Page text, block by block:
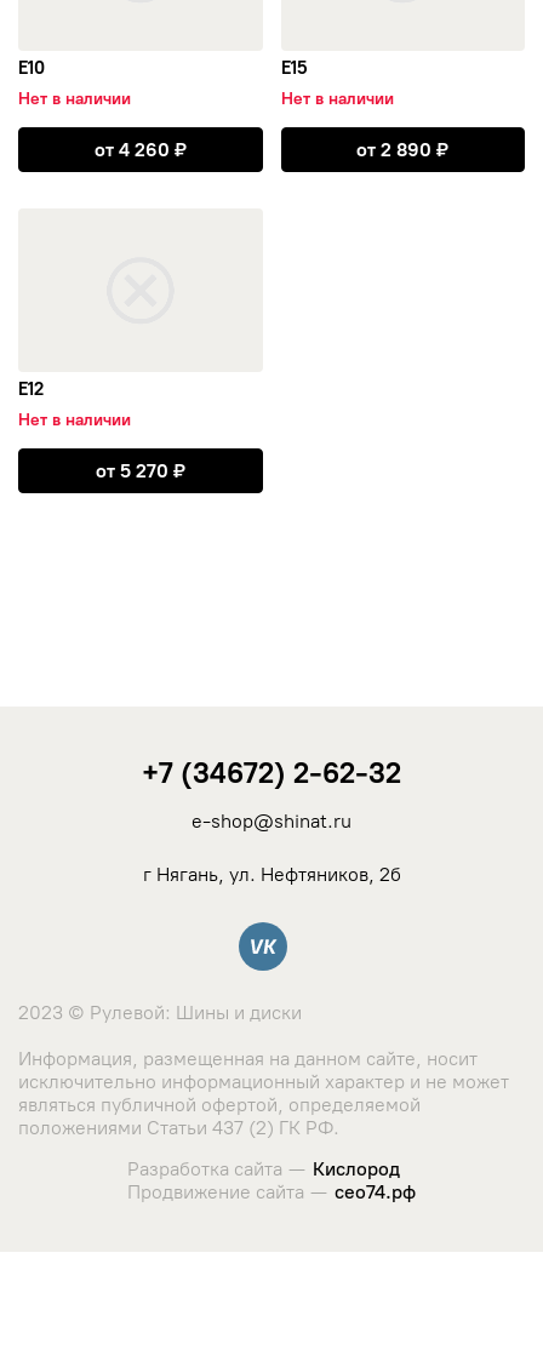
E10
от 4 260 ₽
Открыть E10
Нет в наличии
E15
от2 890 ₽
Открыть E15
Нет в наличии
E12
от 5 270 ₽
Открыть E12
Нет в наличии
+7 (34672) 2-62-32
e-shop@shinat.ru
г Нягань, ул. Нефтяников, 2б
Вконтакте
2023 © Рулевой: Шины и диски
Информация, размещенная на данном сайте, носит
исключительно информационный характер и не может
являться публичной офертой, определяемой
положениями Статьи 437 (2) ГК РФ.
Разработка сайта — Кислород
Продвижение сайта — сео74.рф